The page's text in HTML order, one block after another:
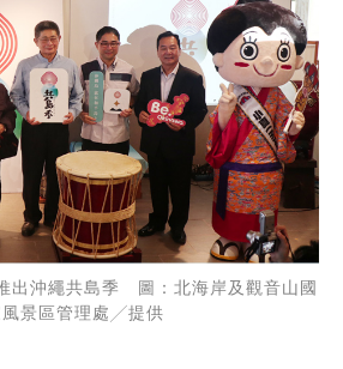
出沖繩共島季 圖：北海岸及觀音山國
風景區管理處╱提供